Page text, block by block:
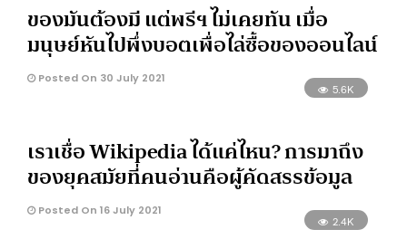
ของมันต้องมี แต่พรีฯ ไม่เคยทัน เมื่อ
มนุษย์หันไปพึ่งบอตเพื่อไล่ซื้อของออนไลน์
Posted On 30 July 2021
5.6K
เราเชื่อ Wikipedia ได้แค่ไหน? การมาถึง
ของยุคสมัยที่คนอ่านคือผู้คัดสรรข้อมูล
Posted On 16 July 2021
2.4K